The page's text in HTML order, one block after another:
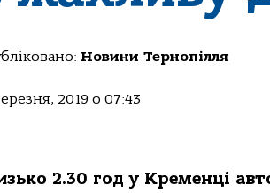
Новини Тернопілля
2019 о 07:43
2.30 год у Кременці